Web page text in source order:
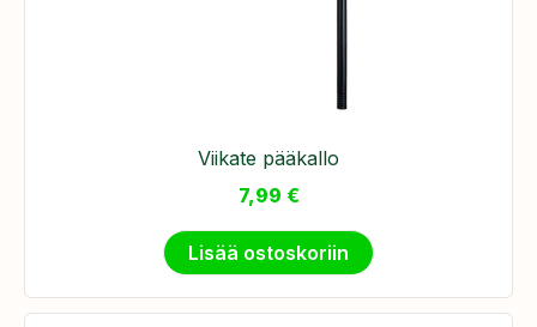
Viikate pääkallo
7,99 €
Lisää ostoskoriin